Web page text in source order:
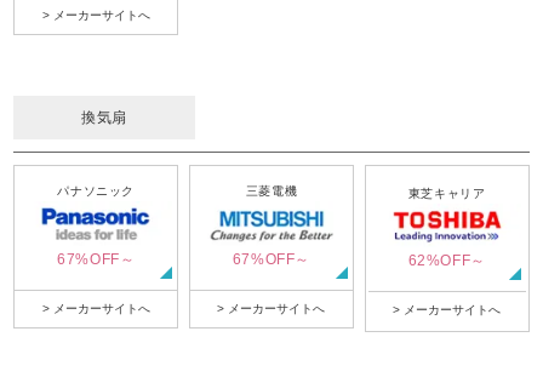
> メーカーサイトへ
換気扇
パナソニック
67%OFF～
> メーカーサイトへ
三菱電機
67%OFF～
> メーカーサイトへ
東芝キャリア
62%OFF～
> メーカーサイトへ